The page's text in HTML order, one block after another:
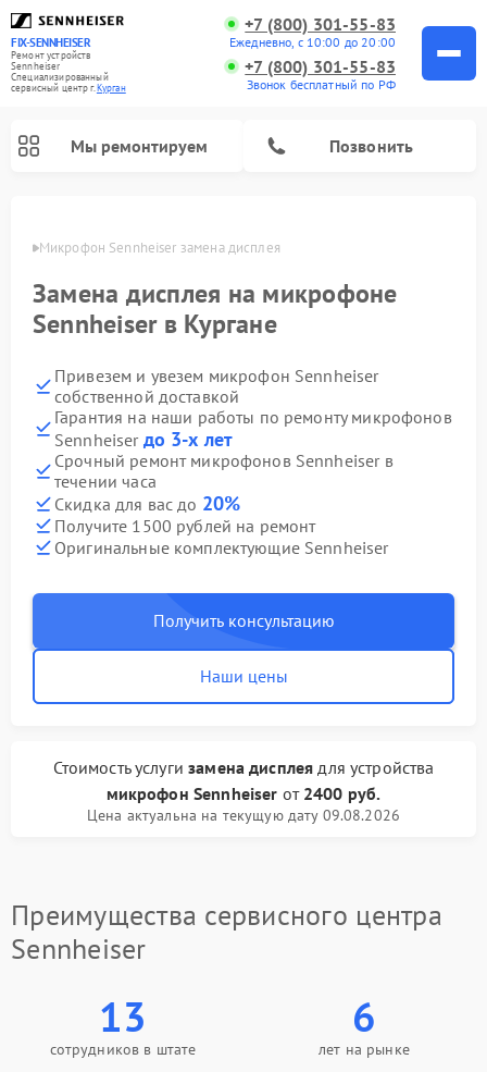
FIX-SENNHEISER
Ремонт устройств
Sennheiser
Специализированный
cервисный центр г.Курган
+7 (800) 301-55-83
Ежедневно, с 10:00 до 20:00
+7 (800) 301-55-83
Звонок бесплатный по РФ
Мы ремонтируем Позвонить
Микрофон Sennheiser замена дисплея
Замена дисплея на микрофоне
Sennheiser в Кургане
Привезем и увезем микрофон Sennheiser
собственной доставкой
Гарантия на наши работы по ремонту микрофонов
Sennheiser до 3-х лет
Срочный ремонт микрофонов Sennheiser в
течении часа
Скидка для вас до 20%
Получите 1500 рублей на ремонт
Оригинальные комплектующие Sennheiser
Получить консультацию
Наши цены
Стоимость услугизамена дисплея для устройства
микрофон Sennheiser от 2400 руб.
Цена актуальна на текущую дату 09.08.2026
Преимущества сервисного центра
Sennheiser
13
сотрудников в штате
6
лет на рынке